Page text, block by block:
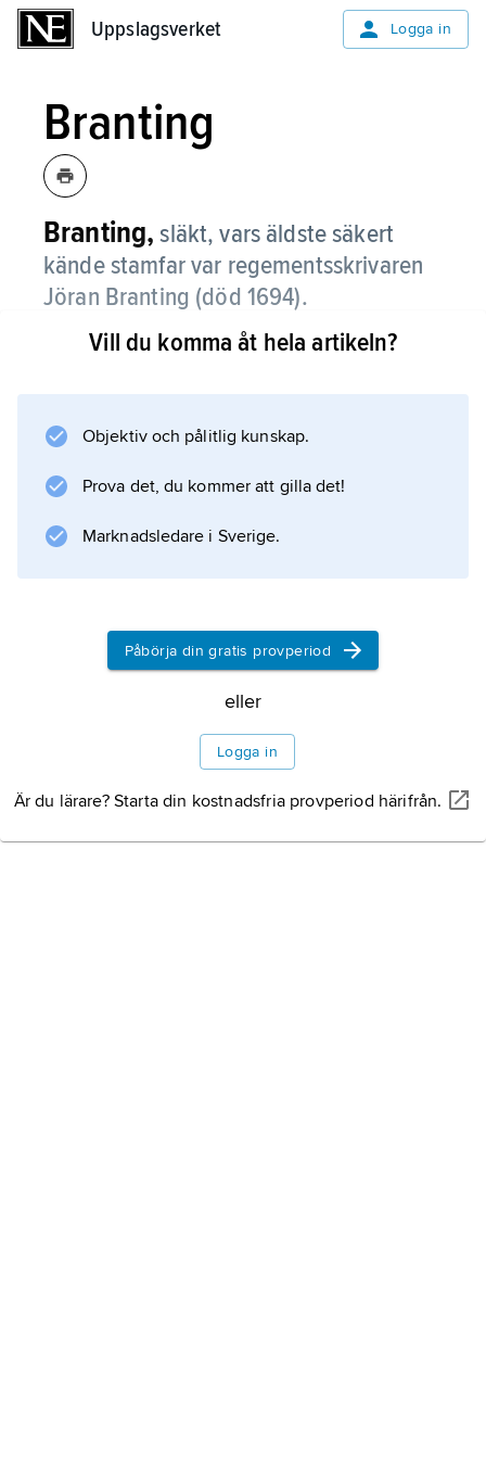
Uppslagsverket Logga in
Branting
Branting, släkt, vars äldste säkert
kände stamfar var regementsskrivaren
Jöran Branting (död 1694).
En av hans sonsöner adlades 1756 med
. En av dennes kusiner var far till kammarrådet
blev farfars far till
Agnes Branting
.
Information om artikeln
Vill du komma åt hela artikeln?
Objektiv och pålitlig kunskap.
Prova det, du kommer att gilla det!
Marknadsledare i Sverige.
Påbörja din gratis provperiod
eller
Logga in
Är du lärare? Starta din kostnadsfria provperiod härifrån.